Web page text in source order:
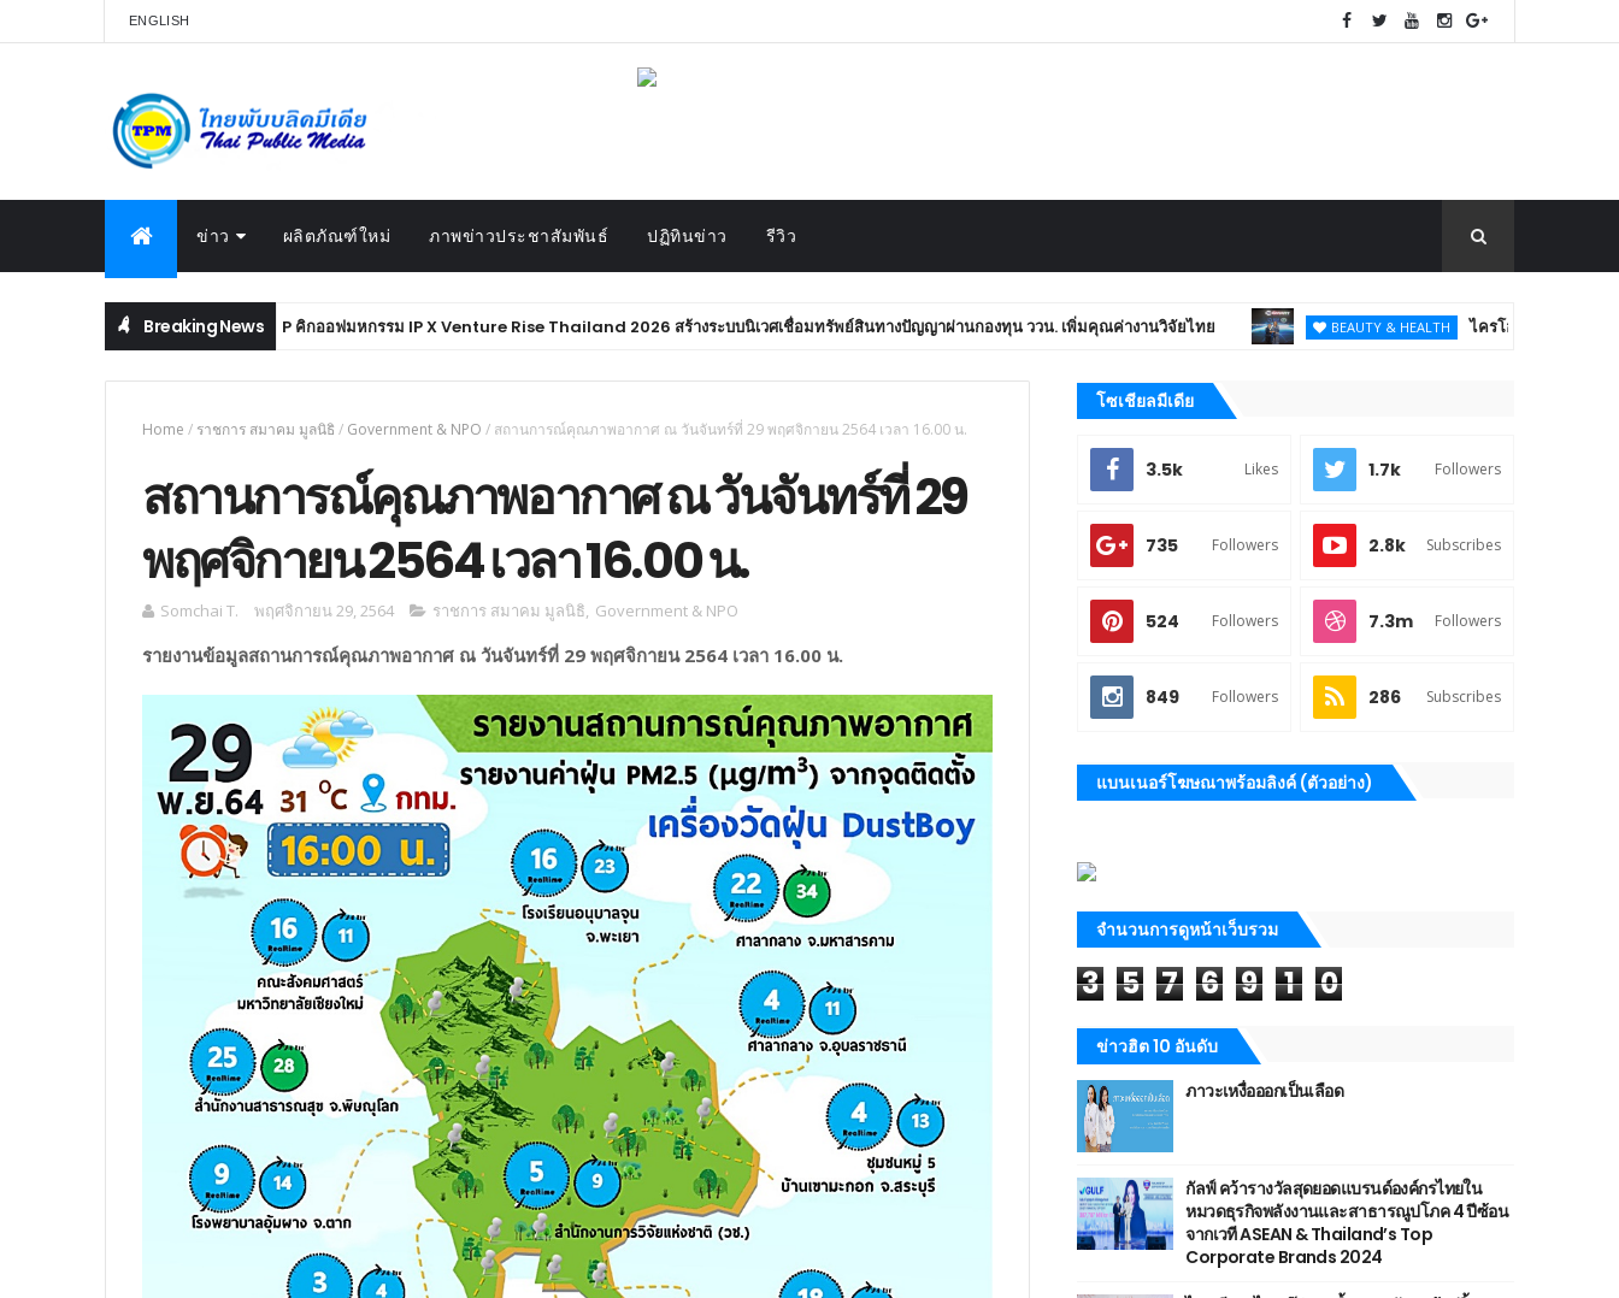
ENGLISH
ข่าว ผลิตภัณฑ์ใหม่ ภาพข่าวประชาสัมพันธ์ ปฏิทินข่าว รีวิว
Breaking News
สกสว. ผนึก DIP คิกออฟมหกรรม IP X Venture Rise Thailand 2026 สร้างระบบนิเวศเชื่อมทรัพย์สินทางปัญญาผ่านกองทุน ววน. เพิ่มคุณค่างานวิจัยไทย BEAUTY & HEALTH ไครโอวิวา ตอกย้ำภาพผู้นำนวั
Home / ราชการ สมาคม มูลนิธิ / Government & NPO / สถานการณ์คุณภาพอากาศ ณ วันจันทร์ที่ 29 พฤศจิกายน 2564 เวลา 16.00 น.
สถานการณ์คุณภาพอากาศ ณ วันจันทร์ที่ 29
พฤศจิกายน 2564 เวลา 16.00 น.
Somchai T. พฤศจิกายน 29, 2564 ราชการ สมาคม มูลนิธิ, Government & NPO
รายงานข้อมูลสถานการณ์คุณภาพอากาศ ณ วันจันทร์ที่ 29 พฤศจิกายน 2564 เวลา 16.00 น.
โซเชียลมีเดีย
3.5k Likes 1.7k Followers
735 Followers 2.8k Subscribes
524 Followers 7.3m Followers
849 Followers 286 Subscribes
แบนเนอร์โฆษณาพร้อมลิงค์ (ตัวอย่าง)
จำนวนการดูหน้าเว็บรวม
3 5 7 6 9 1 0
ข่าวฮิต 10 อันดับ
ภาวะเหงื่อออกเป็นเลือด
กัลฟ์ คว้ารางวัลสุดยอดแบรนด์องค์กรไทยใน
หมวดธุรกิจพลังงานและสาธารณูปโภค 4 ปีซ้อน
จากเวที ASEAN & Thailand’s Top
Corporate Brands 2024